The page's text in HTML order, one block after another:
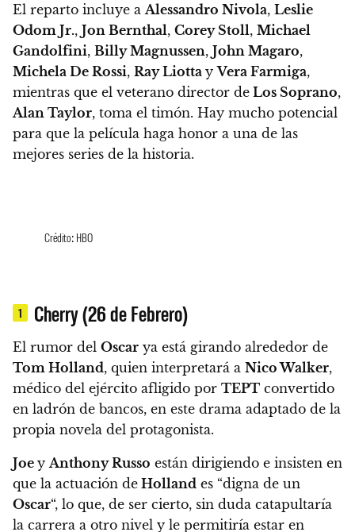
El reparto incluye aAlessandro Nivola, Leslie
Odom Jr., Jon Bernthal, Corey Stoll, Michael
Gandolfini, Billy Magnussen, John Magaro,
Michela De Rossi, Ray Liotta yVera Farmiga,
mientras que el veterano director de Los Soprano,
Alan Taylor, toma el timón. Hay mucho potencial
para que la película haga honor a una de las
mejores series de la historia.
Crédito: HBO
1 Cherry (26 de Febrero)
El rumor del Oscar ya está girando alrededor de
Tom Holland, quien interpretará a Nico Walker,
médico del ejército afligido por TEPT convertido
en ladrón de bancos, en este drama adaptado de la
propia novela del protagonista.
Joe yAnthony Russo están dirigiendo e insisten en
que la actuación de Holland es “digna de un
Oscar“, lo que, de ser cierto, sin duda catapultaría
la carrera a otro nivel y le permitiría estar en